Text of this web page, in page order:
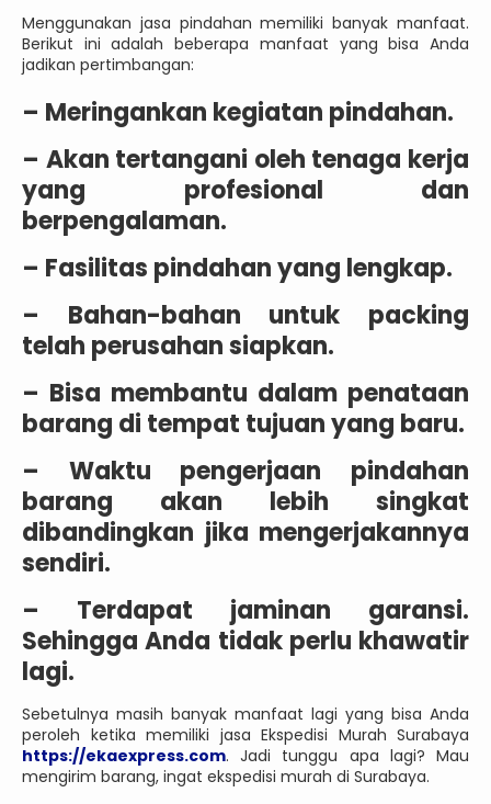
Menggunakan jasa pindahan memiliki banyak manfaat.
Berikut ini adalah beberapa manfaat yang bisa Anda
jadikan pertimbangan:
– Meringankan kegiatan pindahan.
– Akan tertangani oleh tenaga kerja
yang profesional dan
berpengalaman.
– Fasilitas pindahan yang lengkap.
– Bahan-bahan untuk packing
telah perusahan siapkan.
– Bisa membantu dalam penataan
barang di tempat tujuan yang baru.
– Waktu pengerjaan pindahan
barang akan lebih singkat
dibandingkan jika mengerjakannya
sendiri.
– Terdapat jaminan garansi.
Sehingga Anda tidak perlu khawatir
lagi.
Sebetulnya masih banyak manfaat lagi yang bisa Anda
peroleh ketika memiliki jasa Ekspedisi Murah Surabaya
https://ekaexpress.com. Jadi tunggu apa lagi? Mau
mengirim barang, ingat ekspedisi murah di Surabaya.